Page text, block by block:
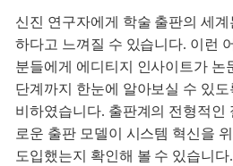
신진 연구자에게 학술 출판의 세
하다고 느껴질 수 있습니다. 이런
분들에게 에디티지 인사이트가 논
단계까지 한눈에 알아보실 수 있
비하였습니다. 출판계의 전형적인
로운 출판 모델이 시스템 혁신을
도입했는지 확인해 볼 수 있습니다.